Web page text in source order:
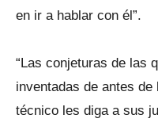
en ir a hablar con él”.
“Las conjeturas de las
inventadas de antes
técnico les diga a sus